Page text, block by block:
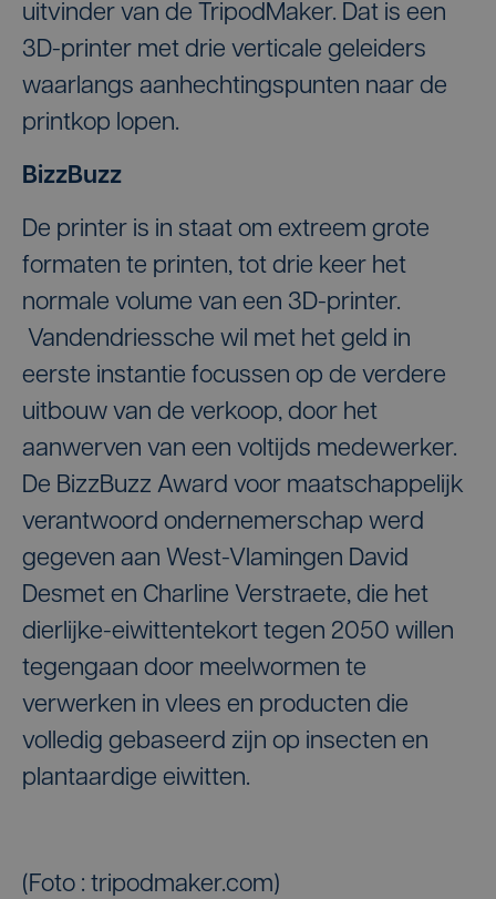
uitvinder van de TripodMaker. Dat is een
3D-printer met drie verticale geleiders
waarlangs aanhechtingspunten naar de
printkop lopen.
BizzBuzz
De printer is in staat om extreem grote
formaten te printen, tot drie keer het
normale volume van een 3D-printer.
Vandendriessche wil met het geld in
eerste instantie focussen op de verdere
uitbouw van de verkoop, door het
aanwerven van een voltijds medewerker.
De BizzBuzz Award voor maatschappelijk
verantwoord ondernemerschap werd
gegeven aan West-Vlamingen David
Desmet en Charline Verstraete, die het
dierlijke-eiwittentekort tegen 2050 willen
tegengaan door meelwormen te
verwerken in vlees en producten die
volledig gebaseerd zijn op insecten en
plantaardige eiwitten.
(Foto : tripodmaker.com)